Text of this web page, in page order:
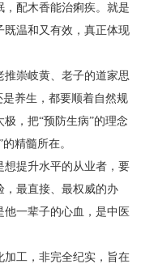
配木香能治痢疾。就是
既温和又有效，真正体现
崇岐黄、老子的道家思
养生，都要顺着自然规
，把“预防生病”的理念
精髓所在。
想提升水平的从业者，要
，最直接、最权威的办
他一辈子的心血，是中医
加工，非完全纪实，旨在